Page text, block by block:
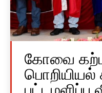
கோவை
பொறியியல்
பட்டமளிப்பு